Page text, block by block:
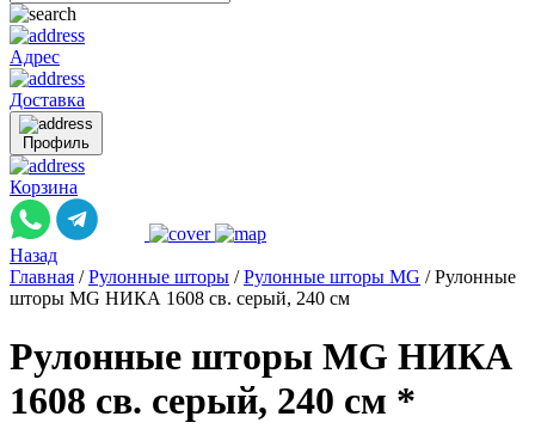
Адрес
Доставка
Профиль
Корзина
Назад
Главная / Рулонные шторы / Рулонные шторы MG / Рулонные
шторы MG НИКА 1608 св. серый, 240 см
Рулонные шторы MG НИКА
1608 св. серый, 240 см *